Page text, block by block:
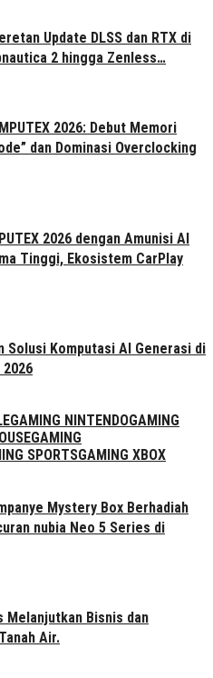
Update DLSS dan RTX di
2 hingga Zenless…
2026: Debut Memori
dan Dominasi Overclocking
2026 dengan Amunisi AI
Tinggi, Ekosistem CarPlay
Solusi Komputasi AI Generasi di
2026
GAMING NINTENDOGAMING
GAMING
SPORTSGAMING XBOX
Mystery Box Berhadiah
nubia Neo 5 Series di
Melanjutkan Bisnis dan
Air.